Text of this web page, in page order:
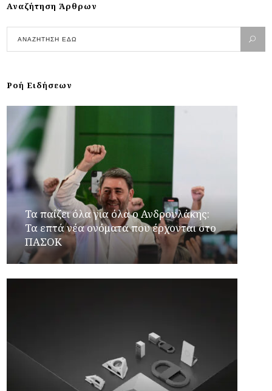
Αναζήτηση Άρθρων
Ροή Ειδήσεων
Τα παίζει όλα για όλα ο Ανδρουλάκης:
Τα επτά νέα ονόματα που έρχονται στο
ΠΑΣΟΚ